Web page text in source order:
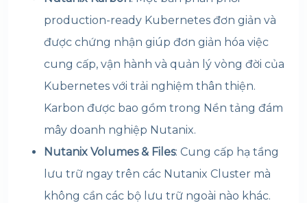
production-ready Kubernetes đơn giản và
được chứng nhận giúp đơn giản hóa việc
cung cấp, vận hành và quản lý vòng đời của
Kubernetes với trải nghiệm thân thiện.
Karbon được bao gồm trong Nền tảng đám
mây doanh nghiệp Nutanix.
Nutanix Volumes & Files: Cung cấp hạ tầng
lưu trữ ngay trên các Nutanix Cluster mà
không cần các bộ lưu trữ ngoài nào khác.